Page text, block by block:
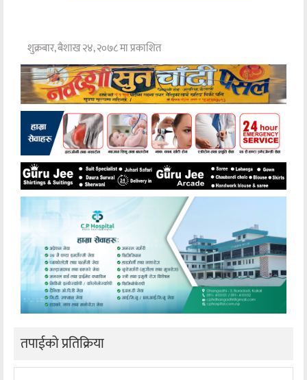
शुक्रबार, बैशाख २४, २०७८ मा प्रकाशित
तपाईको प्रतिक्रिया